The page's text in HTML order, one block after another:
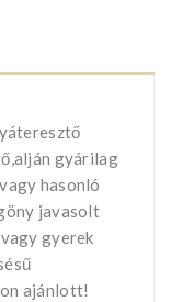
gyárilag
hasonló
javasolt
gyerek
ajánlott!